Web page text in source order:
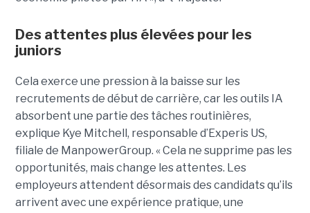
Des attentes plus élevées pour les
juniors
Cela exerce une pression à la baisse sur les
recrutements de début de carrière, car les outils IA
absorbent une partie des tâches routinières,
explique Kye Mitchell, responsable d’Experis US,
filiale de ManpowerGroup. « Cela ne supprime pas les
opportunités, mais change les attentes. Les
employeurs attendent désormais des candidats qu’ils
arrivent avec une expérience pratique, une